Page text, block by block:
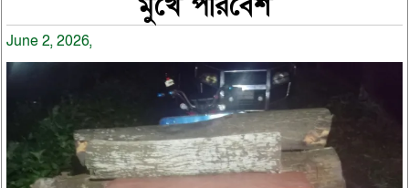
June 2, 2026,